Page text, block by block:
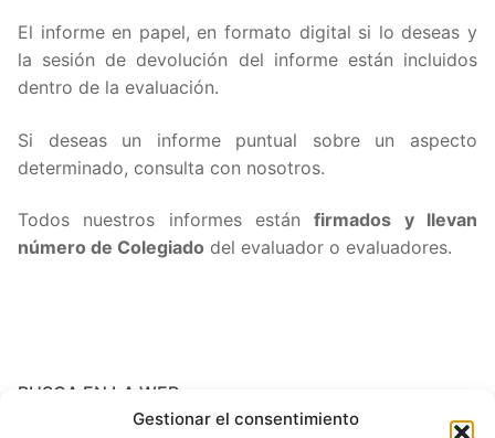
Gestionar el consentimiento
El informe en papel, en formato digital si lo deseas y
la sesión de devolución del informe están incluidos
dentro de la evaluación.
Si deseas un informe puntual sobre un aspecto
determinado, consulta con nosotros.
Todos nuestros informes estánfirmados y llevan
número de Colegiado del evaluador o evaluadores.
BUSCA EN LA WEB